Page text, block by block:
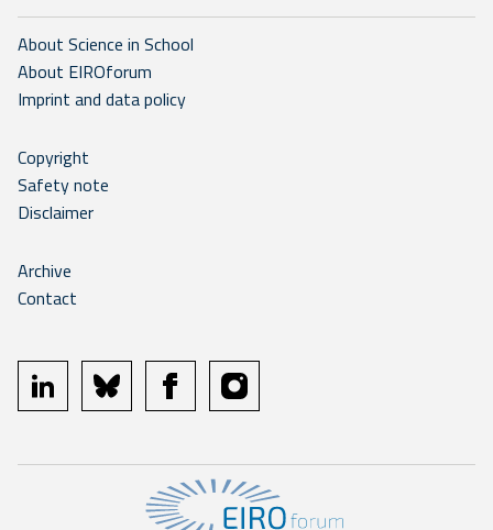
About Science in School
About EIROforum
Imprint and data policy
Copyright
Safety note
Disclaimer
Archive
Contact
linkedin bluesky facebookinstagram